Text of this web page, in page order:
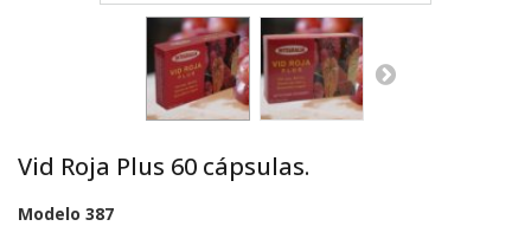
Vid Roja Plus 60 cápsulas.
Modelo 387